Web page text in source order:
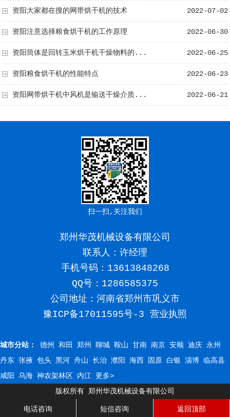
2022-07-02
资阳大家都在搜的网带烘干机的技术
2022-06-30
资阳注意选择粮食烘干机的工作原理
2022-06-25
资阳筒体是回转玉米烘干机干燥物料的...
2022-06-23
资阳粮食烘干机的性能特点
2022-06-21
资阳网带烘干机中风机是输送干燥介质...
扫一扫,关注我们
郑州华茂机械设备有限公司
联系人：许经理
手机号码： 13613848268
QQ号：1286585375
公司地址：河南省郑州市巩义市
豫ICP备17011595号-3 营业执照
城市分站： 德州 和田 郑州 聊城 鞍山 甘南 南京 安顺 迪庆 永州
丹东 张掖 包头 黑河 舟山 长治 濮阳 海西 固原 白银 淄博 临高县
咸阳
乌海 神农架林区 内江 更多>
版权所有 郑州华茂机械设备有限公司
电话咨询 短信咨询 返回顶部